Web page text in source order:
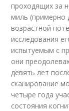
проходящих за
миль (примерно
возрастной
исследования
испытуемым с
они
девять лет
сканирование
четыре года
состояния